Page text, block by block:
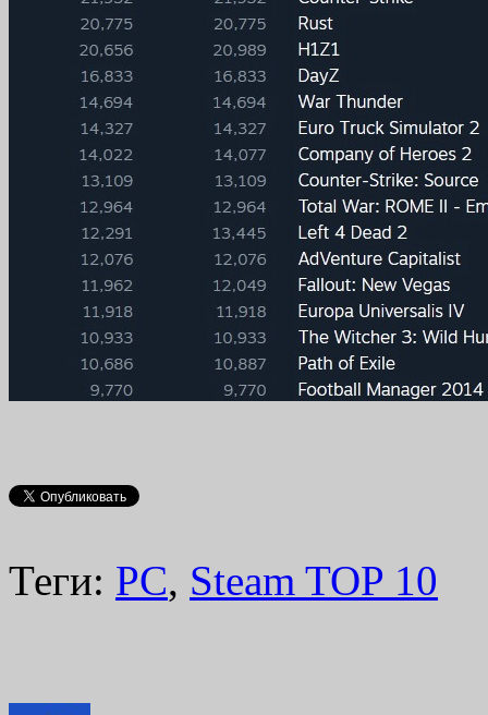
Теги: PC, Steam TOP 10